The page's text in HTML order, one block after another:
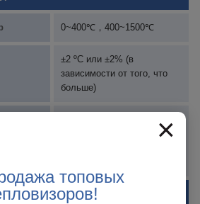
0~400℃，400~1500℃
±2 ºC или ±2% (в
зависимости от того, что
больше)
×
топовых